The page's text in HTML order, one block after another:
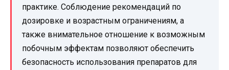
практике. Соблюдение рекомендаций по
дозировке и возрастным ограничениям, а
также внимательное отношение к возможным
побочным эффектам позволяют обеспечить
безопасность использования препаратов для